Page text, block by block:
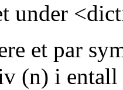
under
et par
(n) i